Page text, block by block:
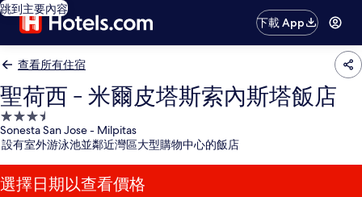
跳到主要內容
下載 App
查看所有住宿
聖荷西 - 米爾皮塔斯索內斯塔飯店
3.5
星
級
住
宿
Sonesta San Jose - Milpitas
設有室外游泳池並鄰近灣區大型購物中心的飯店
選擇日期以查看價格